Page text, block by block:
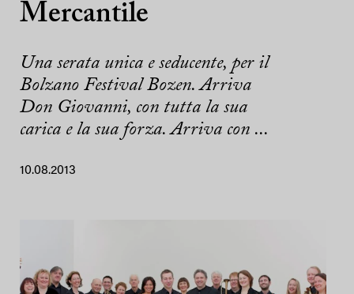
Mercantile
Una serata unica e seducente, per il
Bolzano Festival Bozen. Arriva
Don Giovanni, con tutta la sua
carica e la sua forza. Arriva con ...
10.08.2013